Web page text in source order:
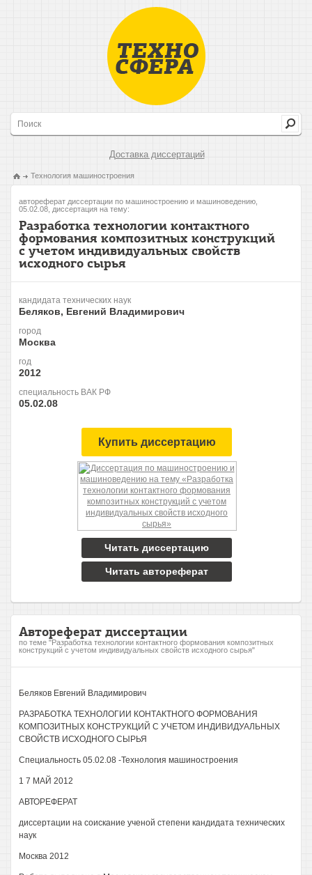
Доставка диссертаций
Технология машиностроения
автореферат диссертации по машиностроению и машиноведению,
05.02.08, диссертация на тему:
Разработка технологии контактного
формования композитных конструкций
с учетом индивидуальных свойств
исходного сырья
кандидата технических наук
Беляков, Евгений Владимирович
город
Москва
год
2012
специальность ВАК РФ
05.02.08
Купить диссертацию
Читать диссертацию
Читать автореферат
Автореферат диссертации
по теме "Разработка технологии контактного формования композитных
конструкций с учетом индивидуальных свойств исходного сырья"
Беляков Евгений Владимирович
РАЗРАБОТКА ТЕХНОЛОГИИ КОНТАКТНОГО ФОРМОВАНИЯ
КОМПОЗИТНЫХ КОНСТРУКЦИЙ С УЧЕТОМ ИНДИВИДУАЛЬНЫХ
СВОЙСТВ ИСХОДНОГО СЫРЬЯ
Специальность 05.02.08 -Технология машиностроения
1 7 МАЙ 2012
АВТОРЕФЕРАТ
диссертации на соискание ученой степени кандидата технических
наук
Москва 2012